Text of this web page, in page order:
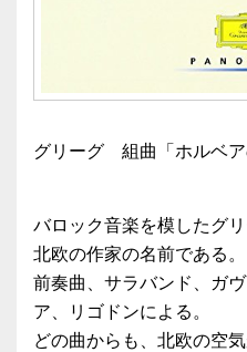
グリーグ 組曲「ホルベ
バロック音楽を模したグ
北欧の作家の名前である。
前奏曲、サラバンド、ガ
ア、リゴドンによる。
どの曲からも、北欧の空気